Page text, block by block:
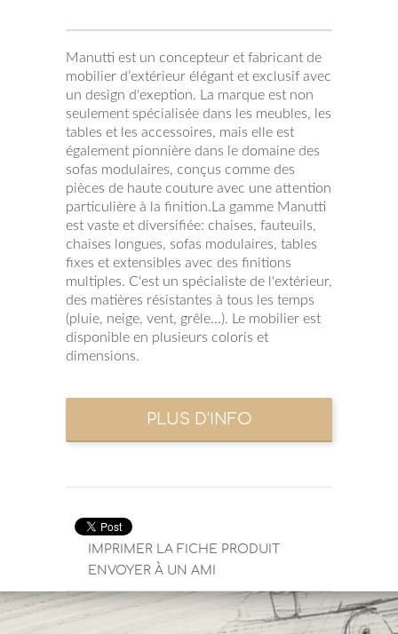
Manutti est un concepteur et fabricant de
mobilier d’extérieur élégant et exclusif avec
un design d'exeption. La marque est non
seulement spécialisée dans les meubles, les
tables et les accessoires, mais elle est
également pionnière dans le domaine des
sofas modulaires, conçus comme des
pièces de haute couture avec une attention
particulière à la finition.La gamme Manutti
est vaste et diversifiée: chaises, fauteuils,
chaises longues, sofas modulaires, tables
fixes et extensibles avec des finitions
multiples. C'est un spécialiste de l'extérieur,
des matières résistantes à tous les temps
(pluie, neige, vent, grêle...). Le mobilier est
disponible en plusieurs coloris et
dimensions.
IMPRIMER LA FICHE PRODUIT
ENVOYER À UN AMI